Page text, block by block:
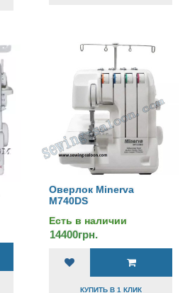
Оверлок Minerva
M740DS
Есть в наличии
14400грн.
КУПИТЬ В 1 КЛИК